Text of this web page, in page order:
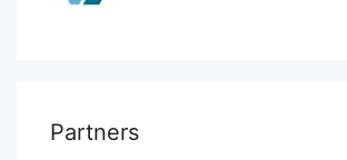
Partners